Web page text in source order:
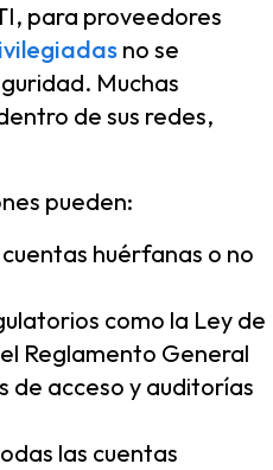
para proveedores
no se
Muchas
de sus redes,
pueden:
huérfanas o no
como la Ley de
Reglamento General
de acceso y auditorías
las cuentas